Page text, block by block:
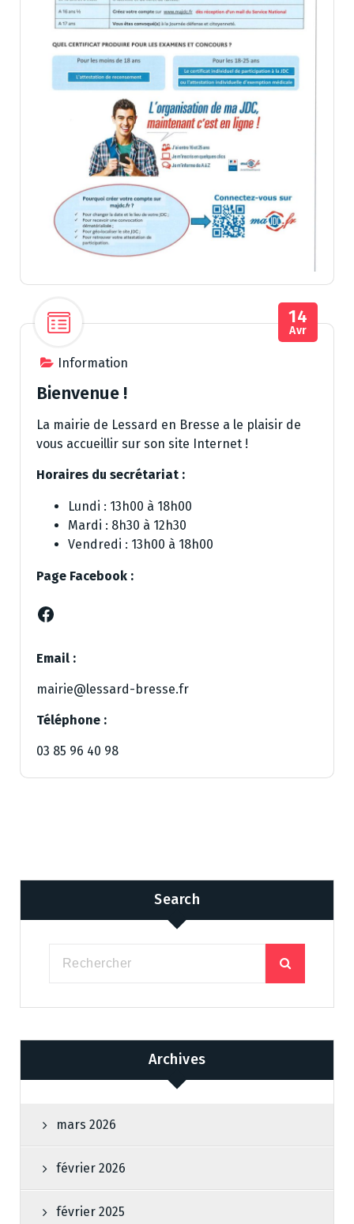
Information
14
Avr
Bienvenue !
La mairie de Lessard en Bresse a le plaisir de
vous accueillir sur son site Internet !
Horaires du secrétariat :
Lundi : 13h00 à 18h00
Mardi : 8h30 à 12h30
Vendredi : 13h00 à 18h00
Page Facebook :
Facebook
Email :
mairie@lessard-bresse.fr
Téléphone :
03 85 96 40 98
Search
Archives
mars 2026
février 2026
février 2025